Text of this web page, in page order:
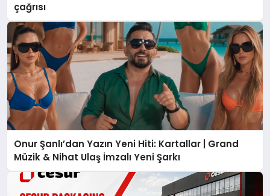
çağrısı
Onur Şanlı’dan Yazın Yeni Hiti: Kartallar | Grand
Müzik & Nihat Ulaş İmzalı Yeni Şarkı